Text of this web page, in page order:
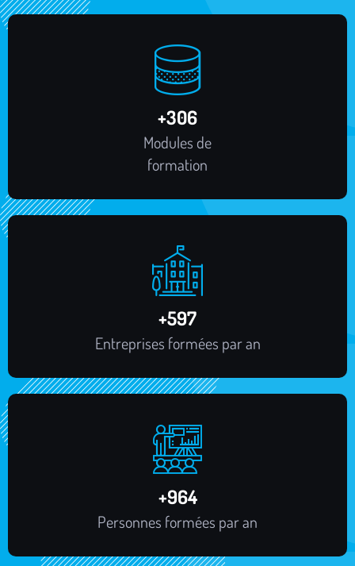
+373
Modules de
formation
+731
Entreprises formées par an
+1,193
Personnes formées par an